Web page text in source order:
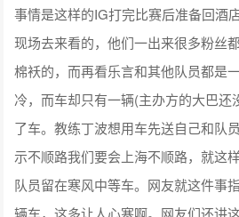
事情是这样的IG打完比赛后准备回酒
现场去来看的，他们一出来很多粉丝
棉袄的，而再看乐言和其他队员都是
冷，而车却只有一辆(主办方的大巴还
了车。教练丁波想用车先送自己和队
示不顺路我们要会上海不顺路，就这
队员留在寒风中等车。网友就这件事